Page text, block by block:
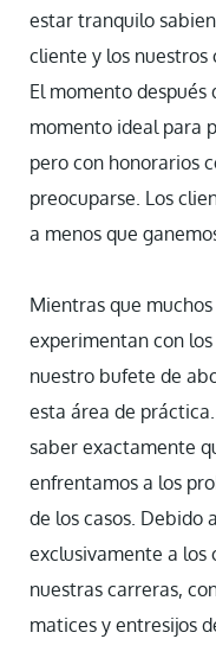
estar tranquilo
cliente y los nuestros
El momento después
momento ideal para
pero con honorarios
preocuparse. Los
a menos que
Mientras que
experimentan con los
nuestro bufete de
esta área de
saber exactamente
enfrentamos a los
de los casos. Debido
exclusivamente a los
nuestras carreras,
matices y entresijos